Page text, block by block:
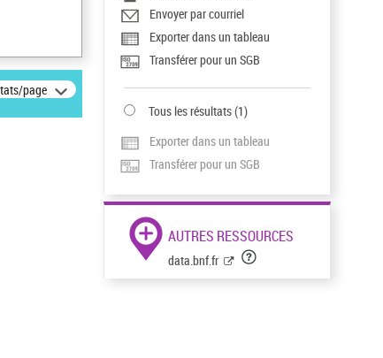
page
Envoyer par courriel
Exporter dans un tableau
Transférer pour un SGB
Tous les résultats(1)
Exporter dans un tableau
Transférer pour un SGB
AUTRES RESSOURCES
data.bnf.fr